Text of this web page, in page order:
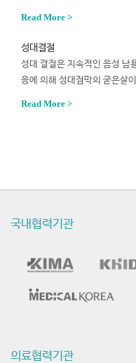
Read More >
성대결절
성대 결절은 지속적인 음성 남
응에 의해 성대점막의 굳은살
Read More >
국내협력기관
의료협력기관